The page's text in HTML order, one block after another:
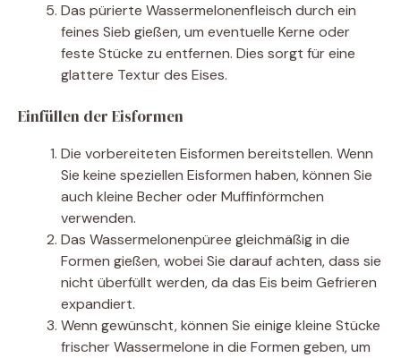
Das pürierte Wassermelonenfleisch durch ein
feines Sieb gießen, um eventuelle Kerne oder
feste Stücke zu entfernen. Dies sorgt für eine
glattere Textur des Eises.
Einfüllen der Eisformen
Die vorbereiteten Eisformen bereitstellen. Wenn
Sie keine speziellen Eisformen haben, können Sie
auch kleine Becher oder Muffinförmchen
verwenden.
Das Wassermelonenpüree gleichmäßig in die
Formen gießen, wobei Sie darauf achten, dass sie
nicht überfüllt werden, da das Eis beim Gefrieren
expandiert.
Wenn gewünscht, können Sie einige kleine Stücke
frischer Wassermelone in die Formen geben, um